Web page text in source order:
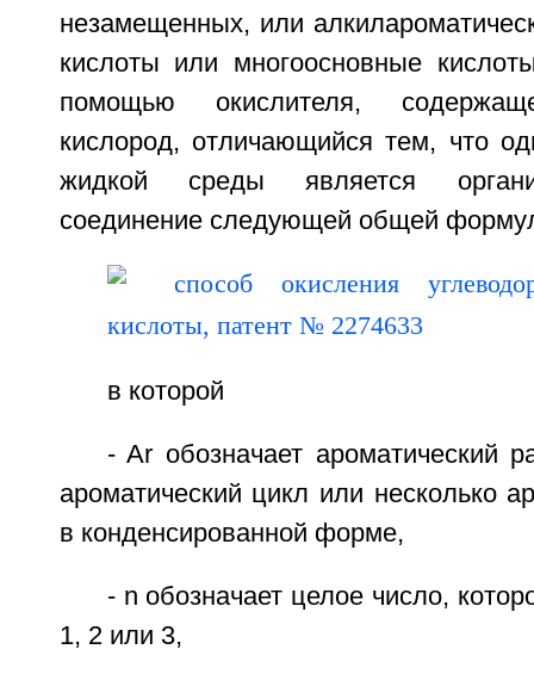
незамещенных, или
кислоты или многоосновные
помощью окислителя,
кислород, отличающийся тем, что
жидкой среды является
соединение следующей общей
в которой
- Ar обозначает ароматический
ароматический цикл или несколько
в конденсированной форме,
- n обозначает целое число,
1, 2 или 3,